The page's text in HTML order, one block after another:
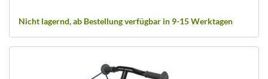
Nicht lagernd, ab Bestellung verfügbar in 9-15 Werktagen